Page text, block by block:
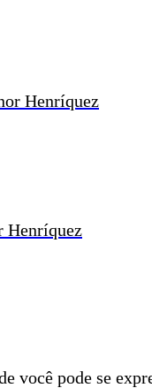
você pode se